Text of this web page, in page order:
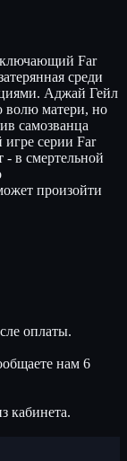
Far
среди
Аджай Гейл
волю матери, но
самозванца
серии Far
- в смертельной
произойти
оплаты.
нам 6
кабинета.